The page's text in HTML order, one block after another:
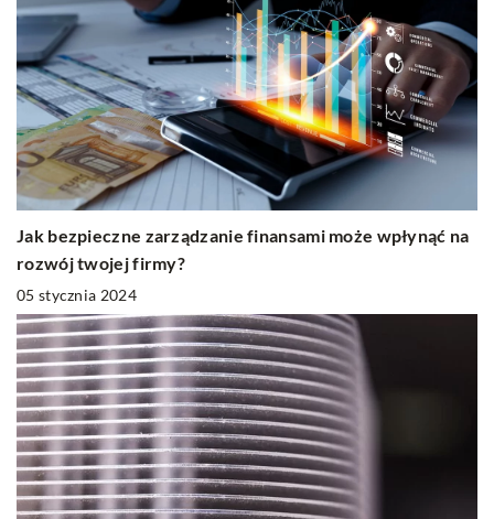
Jak bezpieczne zarządzanie finansami może wpłynąć na
rozwój twojej firmy?
05 stycznia 2024